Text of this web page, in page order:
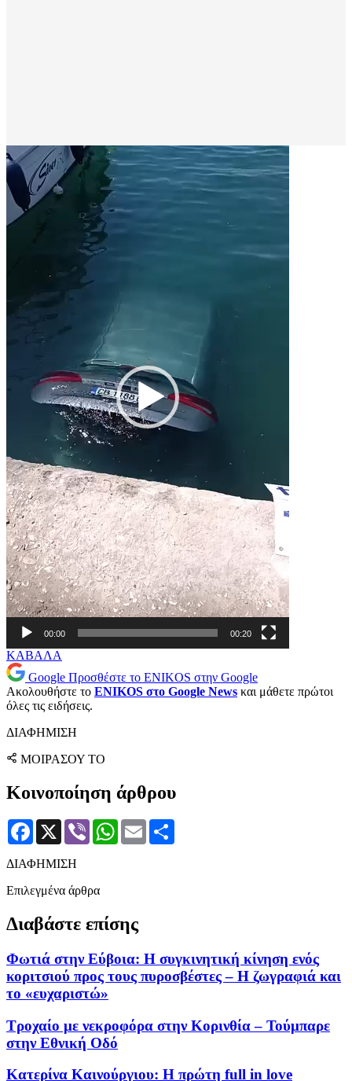
Πρόγραμμα
Αναπαραγωγής
Βίντεο
00:00 00:20
ΚΑΒΑΛΑ
Google Προσθέστε το ENIKOS στην Google
Ακολουθήστε το ENIKOS στο Google News και μάθετε πρώτοι
όλες τις ειδήσεις.
ΔΙΑΦΗΜΙΣΗ
ΜΟΙΡΑΣΟΥ ΤΟ
Κοινοποίηση άρθρου
Facebook
X Viber WhatsApp
Email
ΔΙΑΦΗΜΙΣΗ
Επιλεγμένα άρθρα
Διαβάστε επίσης
Φωτιά στην Εύβοια: Η συγκινητική κίνηση ενός
κοριτσιού προς τους πυροσβέστες – Η ζωγραφιά και
το «ευχαριστώ»
Τροχαίο με νεκροφόρα στην Κορινθία – Τούμπαρε
στην Εθνική Οδό
Κατερίνα Καινούργιου: Η πρώτη full in love